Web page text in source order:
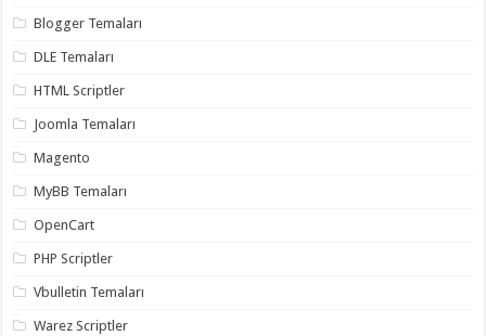
Blogger Temaları
DLE Temaları
HTML Scriptler
Joomla Temaları
Magento
MyBB Temaları
OpenCart
PHP Scriptler
Vbulletin Temaları
Warez Scriptler